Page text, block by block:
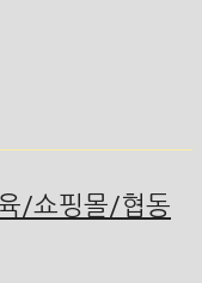
/쇼핑몰/협동